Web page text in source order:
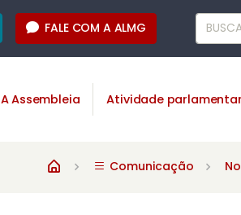
FALE COM A ALMG
A Assembleia Atividade parlamentar
Comunicação